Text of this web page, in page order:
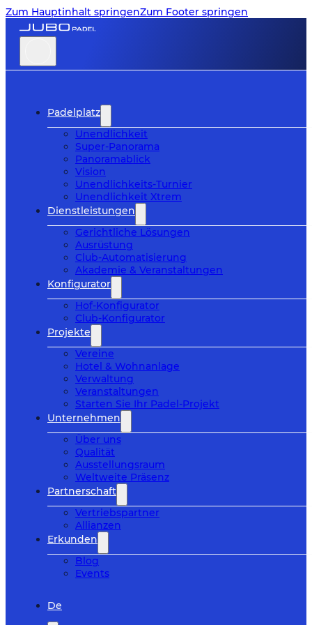
Zum Hauptinhalt springenZum Footer springen
Padelplatz
Unendlichkeit
Super-Panorama
Panoramablick
Vision
Unendlichkeits-Turnier
Unendlichkeit Xtrem
Dienstleistungen
Gerichtliche Lösungen
Ausrüstung
Club-Automatisierung
Akademie & Veranstaltungen
Konfigurator
Hof-Konfigurator
Club-Konfigurator
Projekte
Vereine
Hotel & Wohnanlage
Verwaltung
Veranstaltungen
Starten Sie Ihr Padel-Projekt
Unternehmen
Über uns
Qualität
Ausstellungsraum
Weltweite Präsenz
Partnerschaft
Vertriebspartner
Allianzen
Erkunden
Blog
Events
De